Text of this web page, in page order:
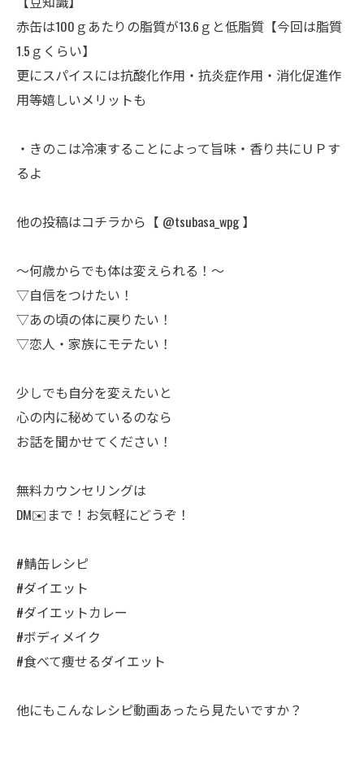
赤缶は100ｇあたりの脂質が13.6ｇと低脂質【今回は脂質
1.5ｇくらい】
更にスパイスには抗酸化作用・抗炎症作用・消化促進作
用等嬉しいメリットも
・きのこは冷凍することによって旨味・香り共にＵＰす
るよ
他の投稿はコチラから【 @tsubasa_wpg 】
〜何歳からでも体は変えられる！〜
▽自信をつけたい！
▽あの頃の体に戻りたい！
▽恋人・家族にモテたい！
少しでも自分を変えたいと
心の内に秘めているのなら
お話を聞かせてください！
無料カウンセリングは
DM✉️まで！お気軽にどうぞ！
#鯖缶レシピ
#ダイエット
#ダイエットカレー
#ボディメイク
#食べて痩せるダイエット
他にもこんなレシピ動画あったら見たいですか？